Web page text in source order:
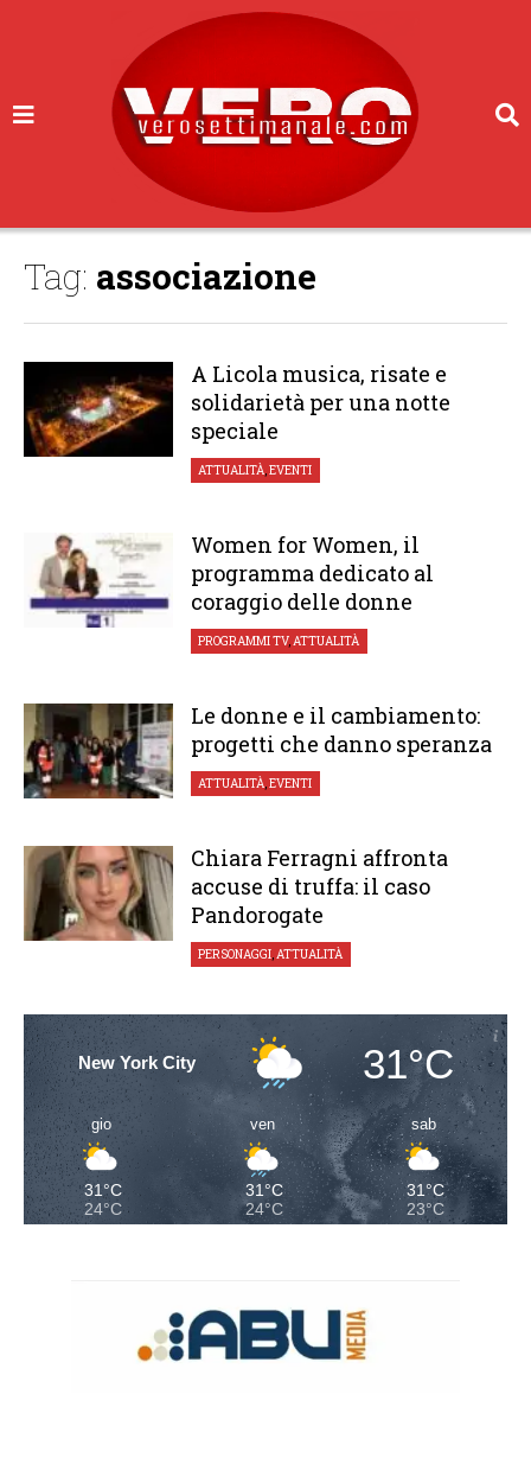
Tag: associazione
A Licola musica, risate e
solidarietà per una notte
speciale
ATTUALITÀ,EVENTI
Women for Women, il
programma dedicato al
coraggio delle donne
PROGRAMMI TV,ATTUALITÀ
Le donne e il cambiamento:
progetti che danno speranza
ATTUALITÀ,EVENTI
Chiara Ferragni affronta
accuse di truffa: il caso
Pandorogate
PERSONAGGI,ATTUALITÀ
New York City 31°C
gio
31°C
24°C
ven
31°C
24°C
sab
31°C
23°C